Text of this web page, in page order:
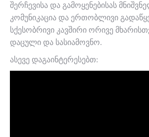
შერჩევისა და გამოყენებისას
კომუნიკაცია და ერთობლივი
სქესობრივი კავშირი ორივე
დაცული და სასიამოვნო.
ასევე დაგაინტერესებთ: